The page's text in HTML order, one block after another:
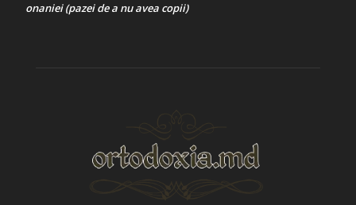
onaniei (pazei de a nu avea copii)